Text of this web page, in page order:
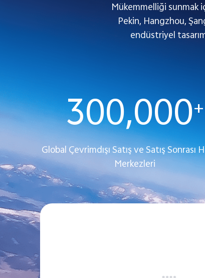
Mükemmelliği sunmak
Pekin, Hangzhou,
endüstriyel
300,000+
Global Çevrimdışı Satış ve Satış Sonrası
Merkezleri